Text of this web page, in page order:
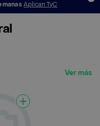
Aplican TyC
Ver más